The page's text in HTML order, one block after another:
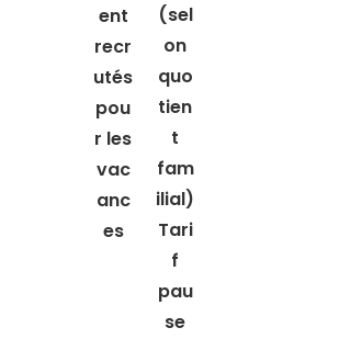
ent
recr
utés
pou
r les
vac
anc
es
(sel
on
quo
tien
t
fam
ilial)
Tari
f
pau
se